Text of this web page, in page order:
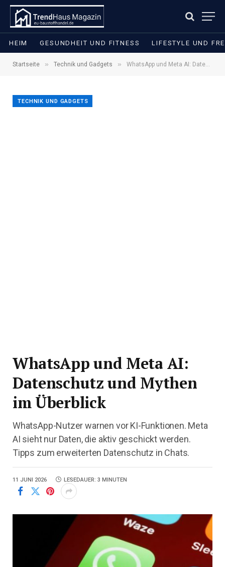
HEIM GESUNDHEIT UND FITNESS LIFESTYLE UND
Startseite » Technik und Gadgets » WhatsApp und Meta AI: Datenschutz und Mythen im Überblick
TECHNIK UND GADGETS
WhatsApp und Meta AI:
Datenschutz und Mythen
im Überblick
WhatsApp-Nutzer warnen vor KI-Funktionen. Meta
AI sieht nur Daten, die aktiv geschickt werden.
Tipps zum erweiterten Datenschutz in Chats.
11 JUNI 2026 LESEDAUER: 3 MINUTEN